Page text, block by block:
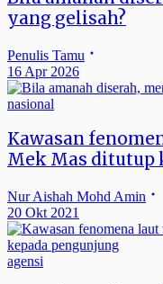
yang gelisah?
Penulis Tamu
16 Apr 2026
nasional
Kawasan
Mek Mas ditutup
Nur Aishah Mohd Amin
20 Okt 2021
agensi